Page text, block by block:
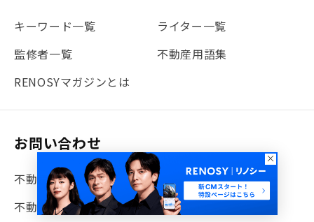
#地震対策
#セミナー #渋谷
#ふるさと納税
#法人化
#クラウドファンディング #JR京浜東北線
#まとめ #融資 #目黒
#海外不動産投資 #攻めのマンション管理
#JR湘南新宿ライン
#池袋 #不動産投資の基本
#20代 #都営浅草線 #東急東横線
キーワード一覧
ライター一覧
監修者一覧
不動産用語集
RENOSYマガジンとは
お問い合わせ
不動産投資について
不動産の購入・売却・リノベについて